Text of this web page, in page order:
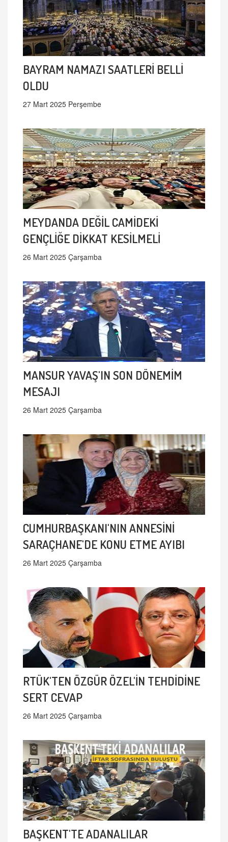
BAYRAM NAMAZI SAATLERİ BELLİ
OLDU
27 Mart 2025 Perşembe
MEYDANDA DEĞİL CAMİDEKİ
GENÇLİĞE DİKKAT KESİLMELİ
26 Mart 2025 Çarşamba
MANSUR YAVAŞ'IN SON DÖNEMİM
MESAJI
26 Mart 2025 Çarşamba
CUMHURBAŞKANI'NIN ANNESİNİ
SARAÇHANE'DE KONU ETME AYIBI
26 Mart 2025 Çarşamba
RTÜK'TEN ÖZGÜR ÖZEL'İN TEHDİDİNE
SERT CEVAP
26 Mart 2025 Çarşamba
BAŞKENT'TE ADANALILAR